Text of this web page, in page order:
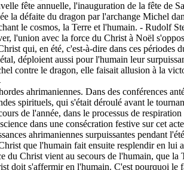
fête annuelle, l'inauguration de la fête de
la défaite du dragon par l'archange Michel
le cosmos, la Terre et l'humain. - Rudolf
l'union avec la force du Christ à Noël
qui, en été, c'est-à-dire dans ces périodes
déploient aussi pour l'humain leur
contre le dragon, elle faisait allusion à la
ahrimaniennes. Dans des conférences
spirituels, qui s'était déroulé avant le
de l'année, dans le processus de
dans une consécration festive sur cet
ahrimaniennes surpuissantes pendant
que l'humain fait ensuite resplendir en lui
du Christ vient au secours de l'humain, que
doit s'affermir en l'humain. C'est pourquoi le